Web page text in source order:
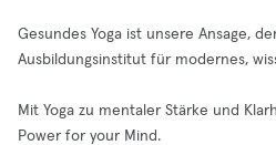
Gesundes Yoga ist unsere Ansage,
Ausbildungsinstitut für modernes,
Mit Yoga zu mentaler Stärke und
Power for your Mind.